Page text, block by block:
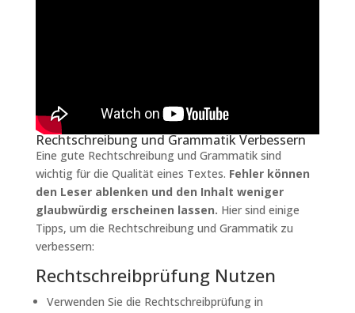
Rechtschreibung und Grammatik Verbessern
Eine gute Rechtschreibung und Grammatik sind
wichtig für die Qualität eines Textes. Fehler können
den Leser ablenken und den Inhalt weniger
glaubwürdig erscheinen lassen. Hier sind einige
Tipps, um die Rechtschreibung und Grammatik zu
verbessern:
Rechtschreibprüfung Nutzen
Verwenden Sie die Rechtschreibprüfung in